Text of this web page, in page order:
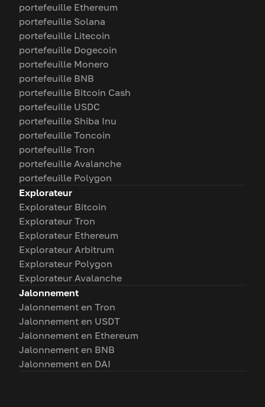
portefeuille Ethereum
portefeuille Solana
portefeuille Litecoin
portefeuille Dogecoin
portefeuille Monero
portefeuille BNB
portefeuille Bitcoin Cash
portefeuille USDC
portefeuille Shiba Inu
portefeuille Toncoin
portefeuille Tron
portefeuille Avalanche
portefeuille Polygon
Explorateur
Explorateur Bitcoin
Explorateur Tron
Explorateur Ethereum
Explorateur Arbitrum
Explorateur Polygon
Explorateur Avalanche
Jalonnement
Jalonnement en Tron
Jalonnement en USDT
Jalonnement en Ethereum
Jalonnement en BNB
Jalonnement en DAI